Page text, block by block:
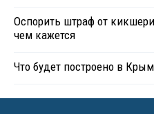
Оспорить штраф от
чем кажется
Что будет построено в